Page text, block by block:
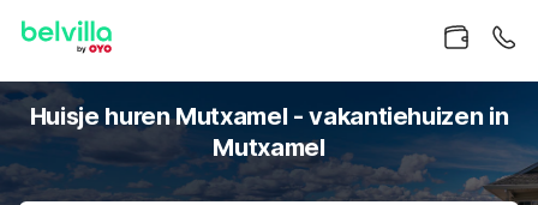
Huisje huren Mutxamel - vakantiehuizen in
Mutxamel